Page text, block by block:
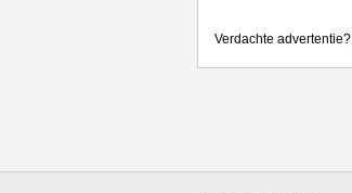
Verdachte advertentie?